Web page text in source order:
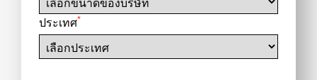
ประเทศ*